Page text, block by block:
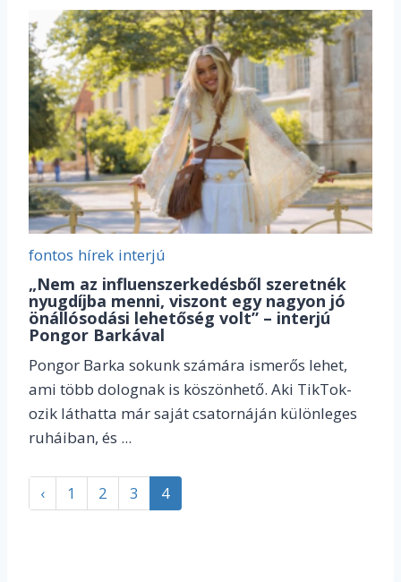
fontos hírek interjú
„Nem az influenszerkedésből szeretnék
nyugdíjba menni, viszont egy nagyon jó
önállósodási lehetőség volt” – interjú
Pongor Barkával
Pongor Barka sokunk számára ismerős lehet,
ami több dolognak is köszönhető. Aki TikTok-
ozik láthatta már saját csatornáján különleges
ruháiban, és ...
‹ 1 2 3 4